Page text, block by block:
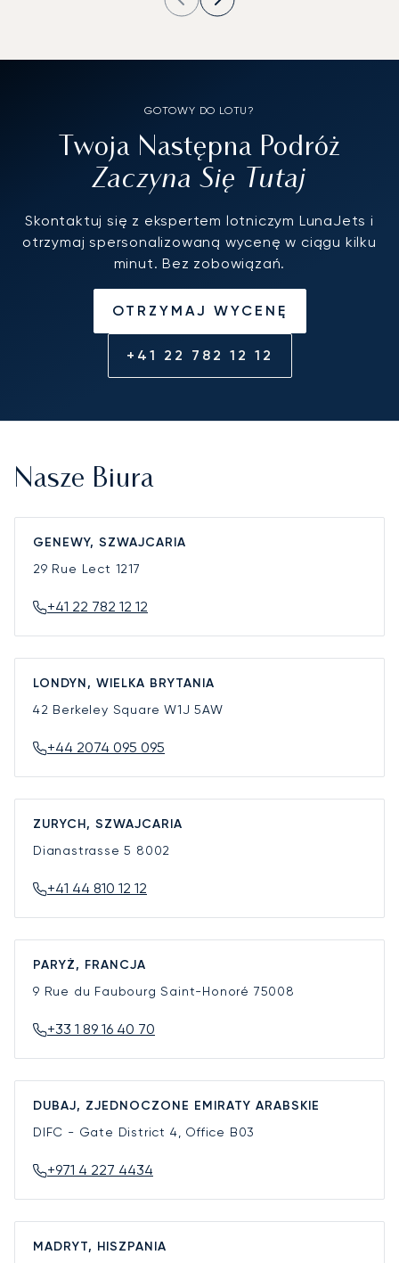
GOTOWY DO LOTU?
Twoja Następna Podróż
Zaczyna Się Tutaj
Skontaktuj się z ekspertem lotniczym LunaJets i
otrzymaj spersonalizowaną wycenę w ciągu kilku
minut. Bez zobowiązań.
OTRZYMAJ WYCENĘ
+41 22 782 12 12
Nasze Biura
GENEWY, SZWAJCARIA
29 Rue Lect 1217
+41 22 782 12 12
LONDYN, WIELKA BRYTANIA
42 Berkeley SquareW1J 5AW
+44 2074 095 095
ZURYCH, SZWAJCARIA
Dianastrasse 5 8002
+41 44 810 12 12
PARYŻ, FRANCJA
9 Rue du Faubourg Saint-Honoré 75008
+33 1 89 16 40 70
DUBAJ, ZJEDNOCZONE EMIRATY ARABSKIE
DIFC - Gate District 4, Office B03
+971 4 227 4434
MADRYT, HISZPANIA